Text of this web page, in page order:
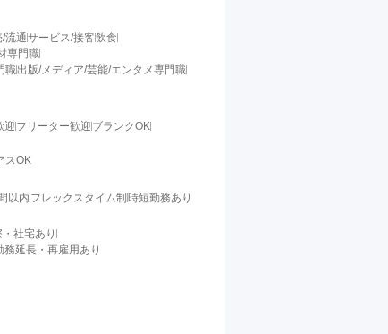
流通サービス/接客飲食
専門職
職出版/メディア/芸能/エンタメ専門職
迎 フリーター歓迎 ブランクOK
スOK
以内 フレックスタイム制時短勤務あり
・社宅あり
務延長・再雇用あり